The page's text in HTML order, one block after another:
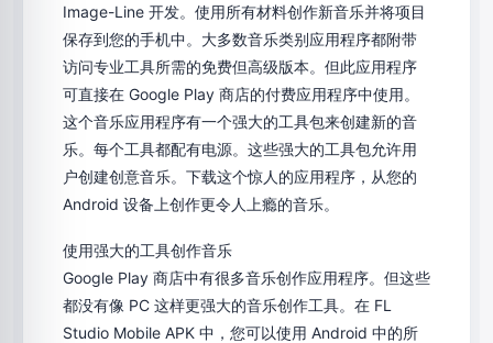
Image-Line 开发。使用所有材料创作新音乐并将项目
保存到您的手机中。大多数音乐类别应用程序都附带
访问专业工具所需的免费但高级版本。但此应用程序
可直接在 Google Play 商店的付费应用程序中使用。
这个音乐应用程序有一个强大的工具包来创建新的音
乐。每个工具都配有电源。这些强大的工具包允许用
户创建创意音乐。下载这个惊人的应用程序，从您的
Android 设备上创作更令人上瘾的音乐。
使用强大的工具创作音乐
Google Play 商店中有很多音乐创作应用程序。但这些
都没有像 PC 这样更强大的音乐创作工具。在 FL
Studio Mobile APK 中，您可以使用 Android 中的所